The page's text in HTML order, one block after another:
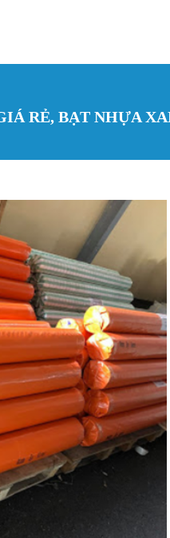
RẺ, BẠT NHỰA